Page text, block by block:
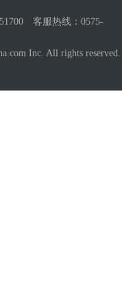
客服热线：0575-
Inc. All rights reserved.